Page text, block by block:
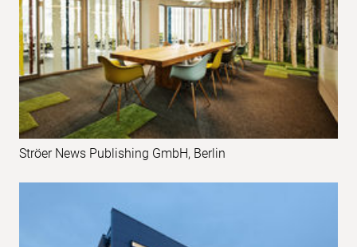
Ströer News Publishing GmbH, Berlin